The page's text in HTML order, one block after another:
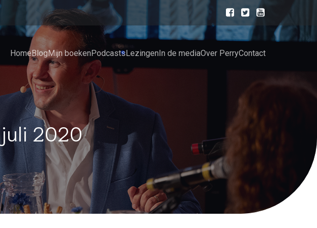
HomeBlogMijn boekenPodcastsLezingenIn de mediaOver PerryContact
2020